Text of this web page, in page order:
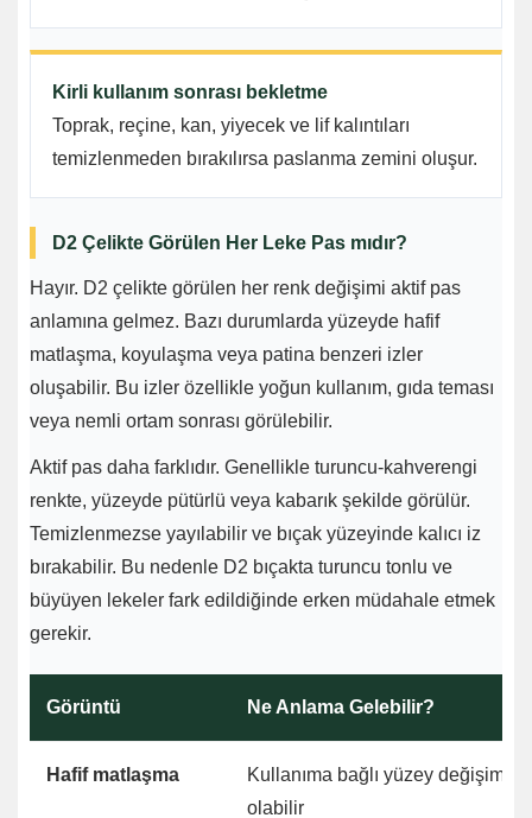
Kirli kullanım sonrası bekletme
Toprak, reçine, kan, yiyecek ve lif kalıntıları
temizlenmeden bırakılırsa paslanma zemini oluşur.
D2 Çelikte Görülen Her Leke Pas mıdır?
Hayır. D2 çelikte görülen her renk değişimi aktif pas
anlamına gelmez. Bazı durumlarda yüzeyde hafif
matlaşma, koyulaşma veya patina benzeri izler
oluşabilir. Bu izler özellikle yoğun kullanım, gıda teması
veya nemli ortam sonrası görülebilir.
Aktif pas daha farklıdır. Genellikle turuncu-kahverengi
renkte, yüzeyde pütürlü veya kabarık şekilde görülür.
Temizlenmezse yayılabilir ve bıçak yüzeyinde kalıcı iz
bırakabilir. Bu nedenle D2 bıçakta turuncu tonlu ve
büyüyen lekeler fark edildiğinde erken müdahale etmek
gerekir.
Görüntü Ne Anlama Gelebilir?
Hafif matlaşma
Kullanıma bağlı yüzey değişimi
olabilir